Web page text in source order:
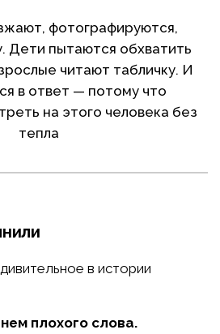
фотографируются,
Дети пытаются обхватить
читают табличку. И
в ответ — потому что
на этого человека без
тепла
в истории
плохого слова.